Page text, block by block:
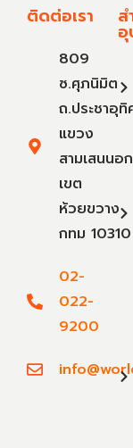
ติดต่อเรา
809
ซ.ศุภนิมิต
ถ.ประชาอุทิ
แขวง
สามเสนนอก
เขต
ห้วยขวาง
กทม 10310
02-
022-
9200
ส
อุ